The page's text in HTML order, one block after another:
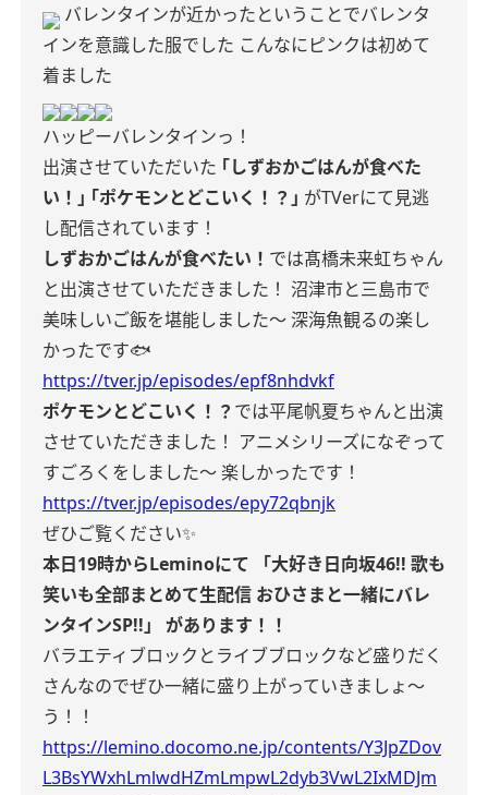
バレンタインが近かったということでバレンタ
インを意識した服でした こんなにピンクは初めて
着ました
ハッピーバレンタインっ！
出演させていただいた ｢しずおかごはんが食べた
い！｣ ｢ポケモンとどこいく！？｣ がTVerにて見逃
し配信されています！
しずおかごはんが食べたい！ では髙橋未来虹ちゃん
と出演させていただきました！ 沼津市と三島市で
美味しいご飯を堪能しました〜 深海魚観るの楽し
かったです🐟
https://tver.jp/episodes/epf8nhdvkf
ポケモンとどこいく！？ では平尾帆夏ちゃんと出演
させていただきました！ アニメシリーズになぞって
すごろくをしました〜 楽しかったです！
https://tver.jp/episodes/epy72qbnjk
ぜひご覧ください✨
本日19時からLeminoにて
「大好き日向坂46!! 歌も
笑いも全部まとめて生配信 おひさまと⼀緒にバレ
ンタインSP!!」
があります！！
バラエティブロックとライブブロックなど盛りだく
さんなのでぜひ一緒に盛り上がっていきましょ〜
う！！
https://lemino.docomo.ne.jp/contents/Y3JpZDov
L3BsYWxhLmlwdHZmLmpwL2dyb3VwL2IxMDJm